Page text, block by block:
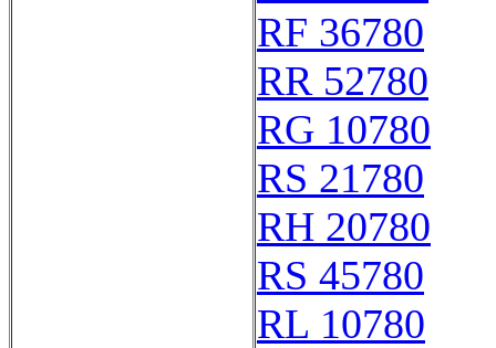
RF 36780
RR 52780
RG 10780
RS 21780
RH 20780
RS 45780
RL 10780